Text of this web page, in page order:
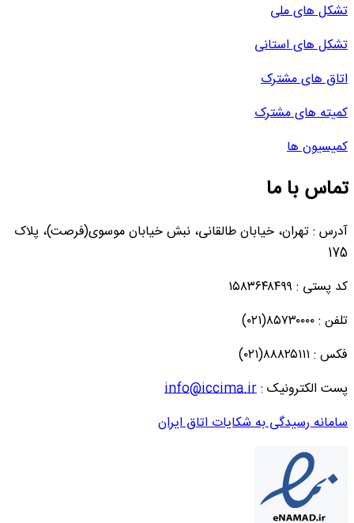
تشکل های ملی
تشکل های استانی
اتاق های مشترک
کمیته های مشترک
کمیسیون ها
تماس با ما
آدرس : تهران، خیابان طالقانی، نبش خیابان موسوی(فرصت)، پلاک
175
کد پستی : ۱۵۸۳۶۴۸۴۹۹
تلفن : ۸۵۷۳۰۰۰۰(۰۲۱)
فکس : ۸۸۸۲۵۱۱۱(۰۲۱)
پست الکترونیک :info@iccima.ir
سامانه رسیدگی به شکایات اتاق ایران